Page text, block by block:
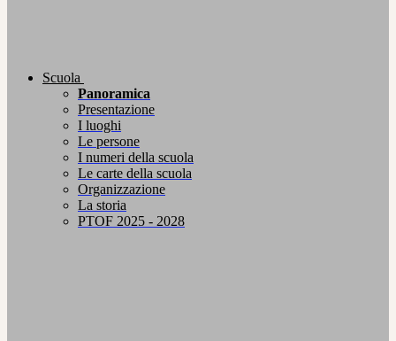
Scuola
Panoramica
Presentazione
I luoghi
Le persone
I numeri della scuola
Le carte della scuola
Organizzazione
La storia
PTOF 2025 - 2028